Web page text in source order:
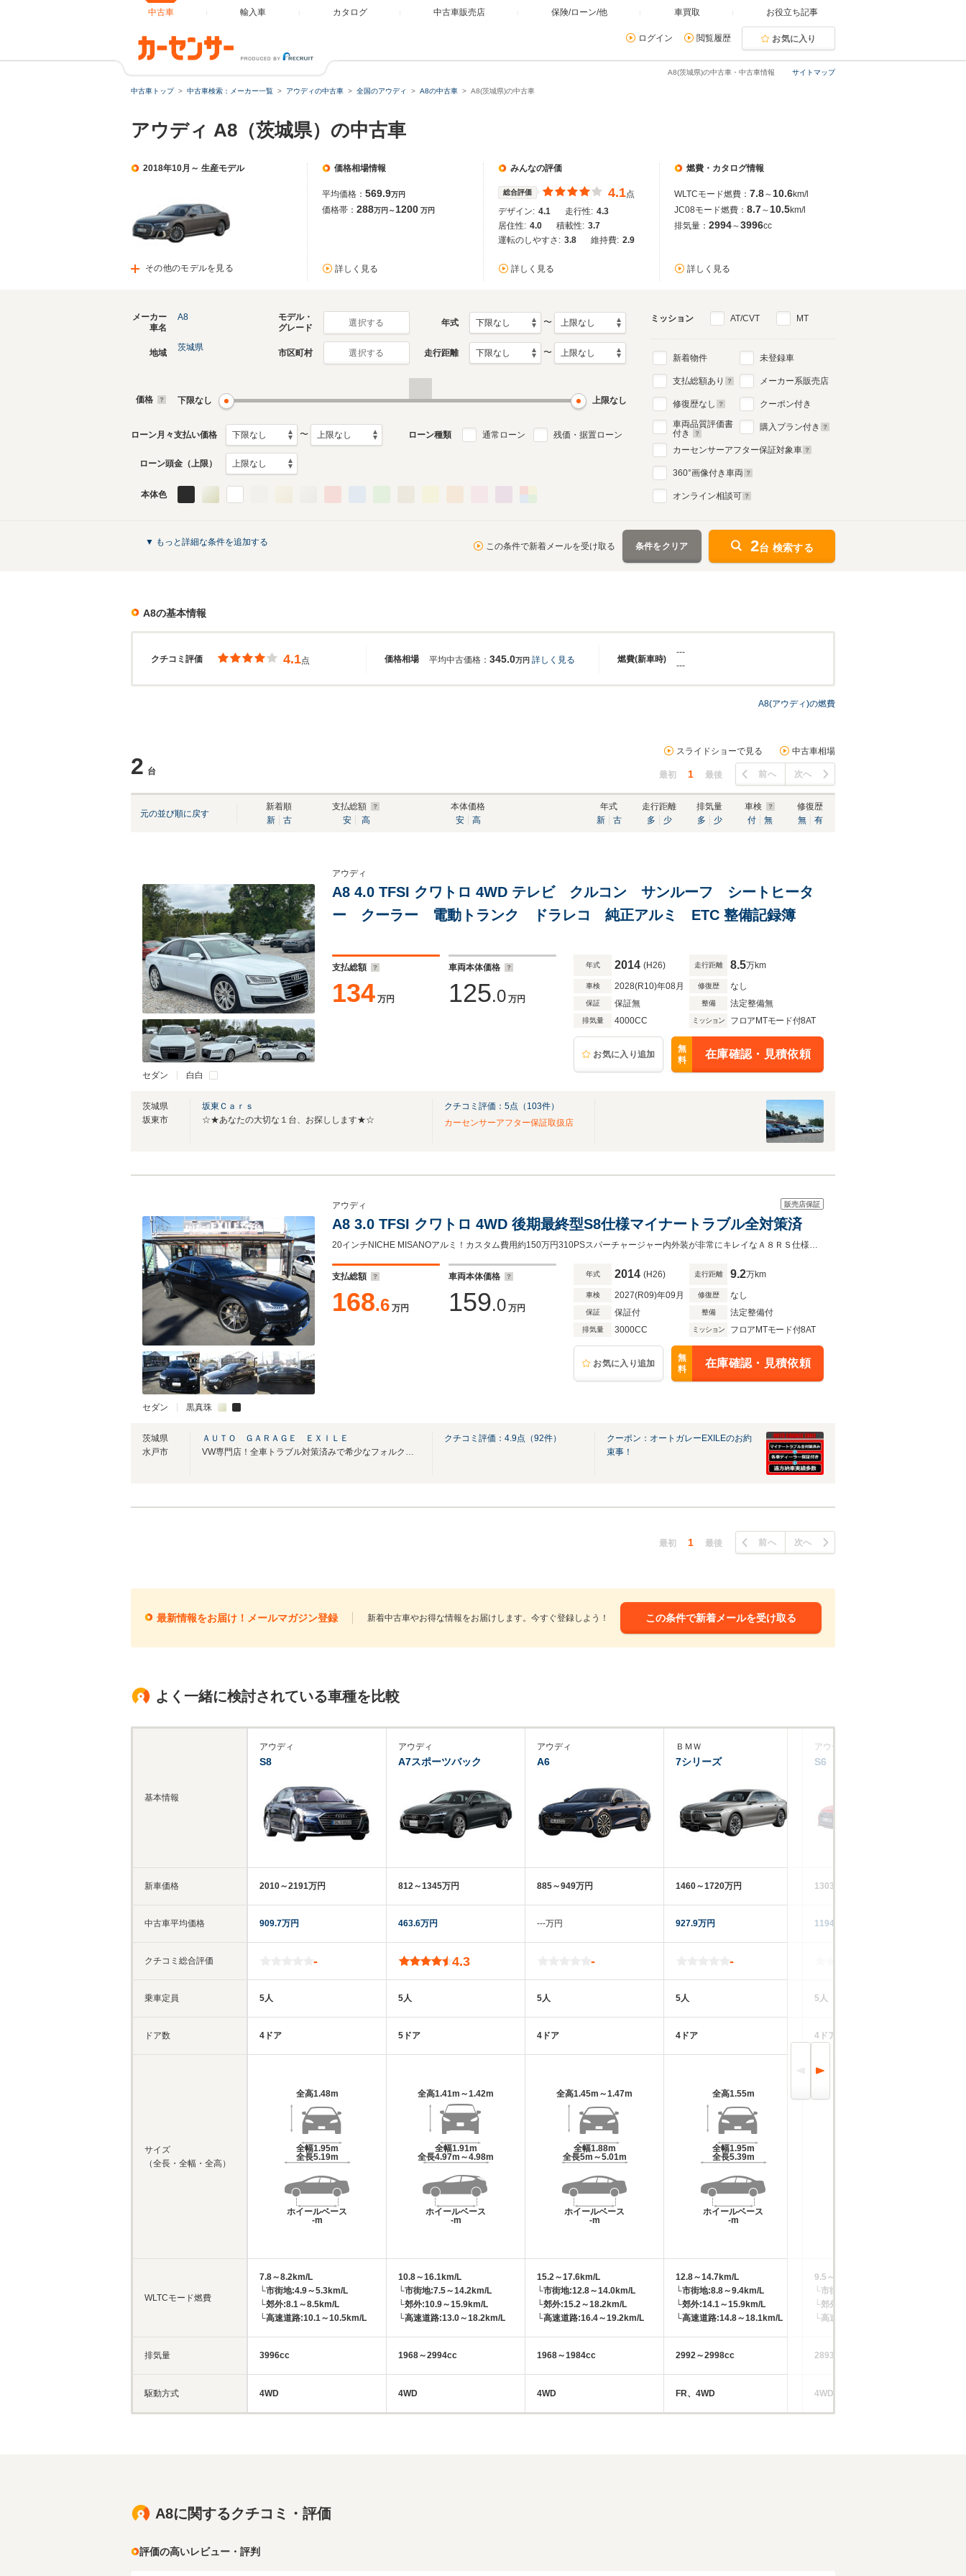
中古車 輸入車 カタログ 中古車販売店 保険/ローン/他 車買取 お役立ち記事
ログイン 閲覧履歴 お気に入り
サイトマップ
A8(茨城県)の中古車・中古車情報
中古車トップ 中古車検索：メーカー一覧 アウディの中古車 全国のアウディ A8の中古車 A8(茨城県)の中古車
アウディ A8（茨城県）の中古車
2018年10月～ 生産モデル
その他のモデルを見る
価格相場情報
平均価格： 569.9万円
価格帯： 288万円～1200 万円
詳しく見る
みんなの評価
総合評価 4.1点
デザイン: 4.1 走行性: 4.3
居住性: 4.0 積載性: 3.7
運転のしやすさ: 3.8 維持費: 2.9
詳しく見る
燃費・カタログ情報
WLTCモード燃費： 7.8～ 10.6km/l
JC08モード燃費： 8.7～ 10.5km/l
排気量： 2994～3996cc
詳しく見る
生産モデル
A8のカタログを見る
メーカー
車名
A8
モデル・
グレード
選択する 年式 〜
地域
茨城県
市区町村 選択する 走行距離 〜
価格 下限なし 上限なし
ローン月々支払い価格 〜 ローン種類 通常ローン 残価・据置ローン
ローン頭金（上限）
本体色
ミッション AT/CVT MT
新着物件
支払総額あり
修復歴なし
車両品質評価書
付き
未登録車
メーカー系販売店
クーポン付き
購入プラン付き
カーセンサーアフター保証対象車
360°画像付き車両
オンライン相談可
▼ もっと詳細な条件を追加する この条件で新着メールを受け取る 条件をクリア 2台 検索する
A8の基本情報
クチコミ評価 価格相場 燃費(新車時)
4.1点 平均中古価格： 345.0万円 詳しく見る
---
---
A8(アウディ)の燃費
2 台
スライドショーで見る 中古車相場
最初 1 最後 前へ 次へ
元の並び順に戻す
新着順
新
古
支払総額
安
高
本体価格
安
高
年式
新
古
走行距離
多
少
排気量
多
少
車検
付
無
修復歴
無
有
セダン 白白
アウディ
A8 4.0 TFSI クワトロ 4WD テレビ クルコン サンルーフ シートヒータ
ー クーラー 電動トランク ドラレコ 純正アルミ ETC 整備記録簿
支払総額
134 万円
車両本体価格
125.0 万円
年式 2014 (H26) 走行距離 8.5万km
車検 2028(R10)年08月 修復歴 なし
保証 保証無 整備 法定整備無
排気量 4000CC ミッション フロアMTモード付8AT
お気に入り追加
無
料
在庫確認・見積依頼
茨城県
坂東市
坂東Ｃａｒｓ
☆★あなたの大切な１台、お探しします★☆
クチコミ評価： 5点（ 103件）
カーセンサーアフター保証取扱店
セダン 黒真珠
販売店保証
アウディ
A8 3.0 TFSI クワトロ 4WD 後期最終型S8仕様マイナートラブル全対策済
20インチNICHE MISANOアルミ！カスタム費用約150万円310PSスパーチャージャー内外装が非常にキレイなＡ８ＲＳ仕様車です！全国格安納車ＯＫ！お近くのAudiディーラーにて保証付販売！
支払総額
168.6 万円
車両本体価格
159.0 万円
年式 2014 (H26) 走行距離 9.2万km
車検 2027(R09)年09月 修復歴 なし
保証 保証付 整備 法定整備付
排気量 3000CC ミッション フロアMTモード付8AT
お気に入り追加
無
料
在庫確認・見積依頼
茨城県
水戸市
ＡＵＴＯ ＧＡＲＡＧＥ ＥＸＩＬＥ
VW専門店！全車トラブル対策済みで希少なフォルクスワーゲンと国産希少ミニバン専門店
クチコミ評価： 4.9点（92件）
クーポン：オートガレーEXILEのお約
束事！
最初 1 最後 前へ 次へ
最新情報をお届け！メールマガジン登録 新着中古車やお得な情報をお届けします。今すぐ登録しよう！ この条件で新着メールを受け取る
よく一緒に検討されている車種を比較
基本情報
新車価格
中古車平均価格
クチコミ総合評価
乗車定員
ドア数
サイズ
（全長・全幅・全高）
WLTCモード燃費
排気量
駆動方式
アウディ
S8
2010～2191万円
909.7万円
-
5人
4ドア
全高1.48m
全幅1.95m
全長5.19m
ホイールベース
-m
7.8～8.2km/L
└市街地:4.9～5.3km/L
└郊外:8.1～8.5km/L
└高速道路:10.1～10.5km/L
3996cc
4WD
アウディ
A7スポーツバック
812～1345万円
463.6万円
4.3
5人
5ドア
全高1.41m～1.42m
全幅1.91m
全長4.97m～4.98m
ホイールベース
-m
10.8～16.1km/L
└市街地:7.5～14.2km/L
└郊外:10.9～15.9km/L
└高速道路:13.0～18.2km/L
1968～2994cc
4WD
アウディ
A6
885～949万円
‐‐‐万円
-
5人
4ドア
全高1.45m～1.47m
全幅1.88m
全長5m～5.01m
ホイールベース
-m
15.2～17.6km/L
└市街地:12.8～14.0km/L
└郊外:15.2～18.2km/L
└高速道路:16.4～19.2km/L
1968～1984cc
4WD
ＢＭＷ
7シリーズ
1460～1720万円
927.9万円
-
5人
4ドア
全高1.55m
全幅1.95m
全長5.39m
ホイールベース
-m
12.8～14.7km/L
└市街地:8.8～9.4km/L
└郊外:14.1～15.9km/L
└高速道路:14.8～18.1km/L
2992～2998cc
FR、4WD
アウディ
S6
1303～1423万円
1194万円
5人
4ドア
9.5～9.8km/L
└市街地:6.8km/L
└郊外:9.5～9.8km/L
└高速道路:11.4～12.0km/L
2893cc
4WD
A8に関するクチコミ・評価
評価の高いレビュー・評判